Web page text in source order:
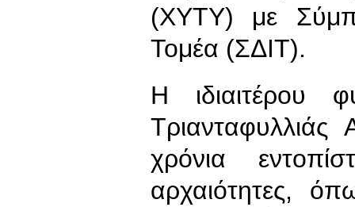
(ΧΥΤΥ) με
Τομέα (ΣΔΙΤ).
H ιδιαιτέρου
Τριανταφυλλιάς
χρόνια
αρχαιότητες,